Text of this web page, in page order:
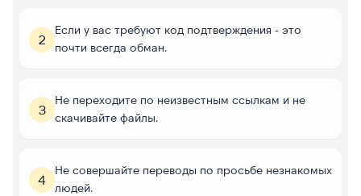
2
Если у вас требуют код подтверждения - это
почти всегда обман.
3
Не переходите по неизвестным ссылкам и не
скачивайте файлы.
4
Не совершайте переводы по просьбе незнакомых
людей.